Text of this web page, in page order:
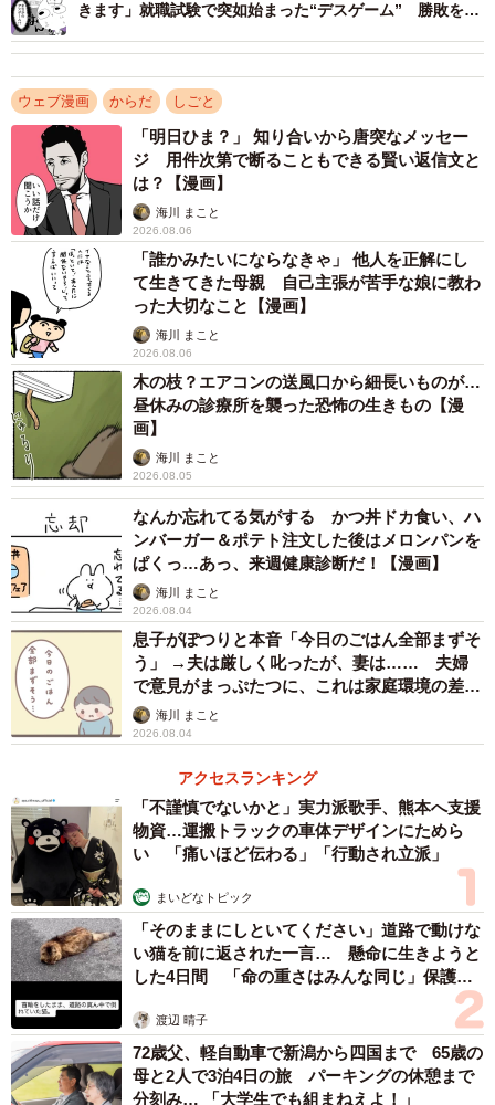
3/14
窓口で3時間は止まらないマシンガントークを繰り出す常連さん（花田は
せ子さん提供）
突然ガン告白をする窓口常連さん（花田はせ子さん提供）
ガン発見という衝撃的な事実にななは言葉に困っている
と、常連さんは「窓口で旦那を説得してくれたあなたのお
かげ」とまさかの感謝の言葉を口にします。実は以前、常
連さん夫婦が市役所の窓口に来た際、調子の悪い夫を病院
に行かせたい常連さんと、病院に行くことを嫌がる夫で口
論になっていたのです。この口論にななは割って入り、病
院に行くように真摯に説得していたのでした。
きます」就職試験で突如始まった“デスゲーム” 勝敗を分
ウェブ漫画 からだ しごと
「明日ひま？」 知り合いから唐突なメッセー
ジ 用件次第で断ることもできる賢い返信文と
は？【漫画】
海川 まこと
2026.08.06
「誰かみたいにならなきゃ」 他人を正解にし
て生きてきた母親 自己主張が苦手な娘に教わ
った大切なこと【漫画】
海川 まこと
2026.08.06
木の枝？エアコンの送風口から細長いものが…
昼休みの診療所を襲った恐怖の生きもの【漫
画】
海川 まこと
2026.08.05
なんか忘れてる気がする かつ丼ドカ食い、ハ
ンバーガー＆ポテト注文した後はメロンパンを
ぱくっ…あっ、来週健康診断だ！【漫画】
海川 まこと
2026.08.04
息子がぽつりと本音「今日のごはん全部まずそ
う」 →夫は厳しく叱ったが、妻は…… 夫婦
で意見がまっぷたつに、これは家庭環境の差？
【漫画】
海川 まこと
2026.08.04
アクセスランキング
「不謹慎でないかと」実力派歌手、熊本へ支援
物資…運搬トラックの車体デザインにためら
い 「痛いほど伝わる」「行動され立派」
まいどなトピック
「そのままにしといてください」道路で動けな
い猫を前に返された一言… 懸命に生きようと
した4日間 「命の重さはみんな同じ」保護団
渡辺 晴子
72歳父、軽自動車で新潟から四国まで 65歳の
母と2人で3泊4日の旅 パーキングの休憩まで
分刻み… 「大学生でも組まねえよ！」